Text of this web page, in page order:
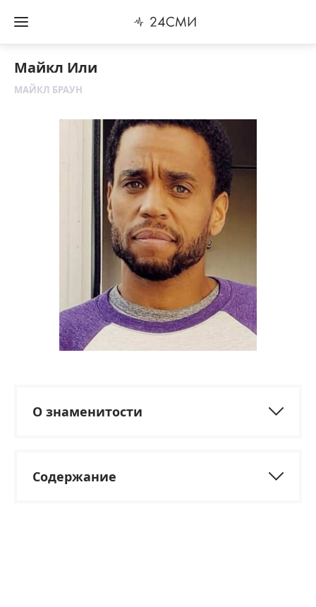
Майкл Или
МАЙКЛ БРАУН
О знаменитости
Содержание